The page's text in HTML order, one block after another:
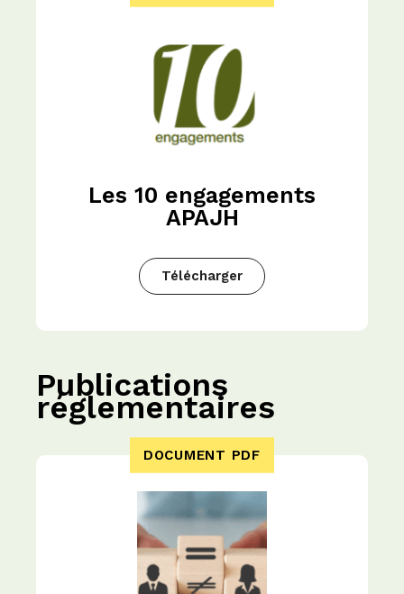
Les 10 engagements
APAJH
Télécharger
Publications
réglementaires
DOCUMENT PDF